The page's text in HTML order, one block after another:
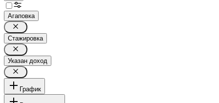
Агаповка
Стажировка
Указан доход
График